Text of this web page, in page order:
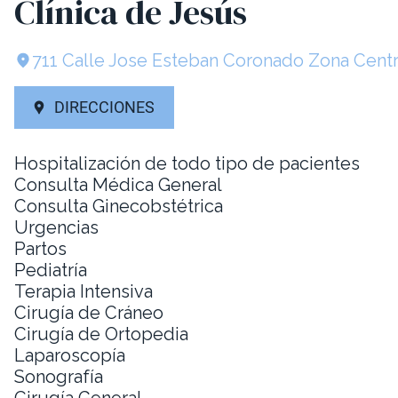
Clínica de Jesús
711 Calle Jose Esteban Coronado Zona
DIRECCIONES
Hospitalización de todo tipo de pacientes
Consulta Médica General
Consulta Ginecobstétrica
Urgencias
Partos
Pediatría
Terapia Intensiva
Cirugía de Cráneo
Cirugía de Ortopedia
Laparoscopía
Sonografía